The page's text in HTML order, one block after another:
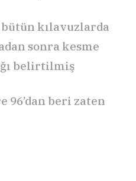
kılavuzlarda
sonra kesme
belirtilmiş
96’dan beri zaten